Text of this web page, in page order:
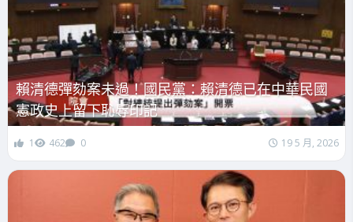
賴清德彈劾案未過！國民黨：賴清德已在中華民國
憲政史上留下恥辱印記
1 462 0 19 5 月, 2026